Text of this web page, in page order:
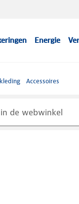
Energie
Accessoires